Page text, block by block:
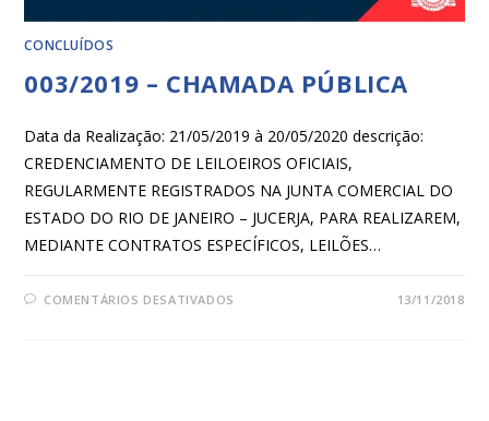
CONCLUÍDOS
003/2019 – CHAMADA PÚBLICA
Data da Realização: 21/05/2019 à 20/05/2020 descrição:
CREDENCIAMENTO DE LEILOEIROS OFICIAIS,
REGULARMENTE REGISTRADOS NA JUNTA COMERCIAL DO
ESTADO DO RIO DE JANEIRO – JUCERJA, PARA REALIZAREM,
MEDIANTE CONTRATOS ESPECÍFICOS, LEILÕES…
COMENTÁRIOS DESATIVADOS 13/11/2018